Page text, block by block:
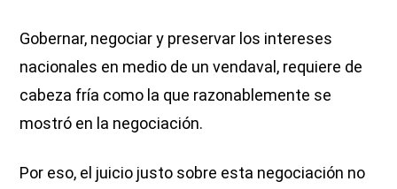
Gobernar, negociar y preservar los intereses
nacionales en medio de un vendaval, requiere de
cabeza fría como la que razonablemente se
mostró en la negociación.
Por eso, el juicio justo sobre esta negociación no